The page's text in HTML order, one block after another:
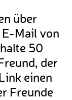
über
Mail von
50
der
einen
Freunde